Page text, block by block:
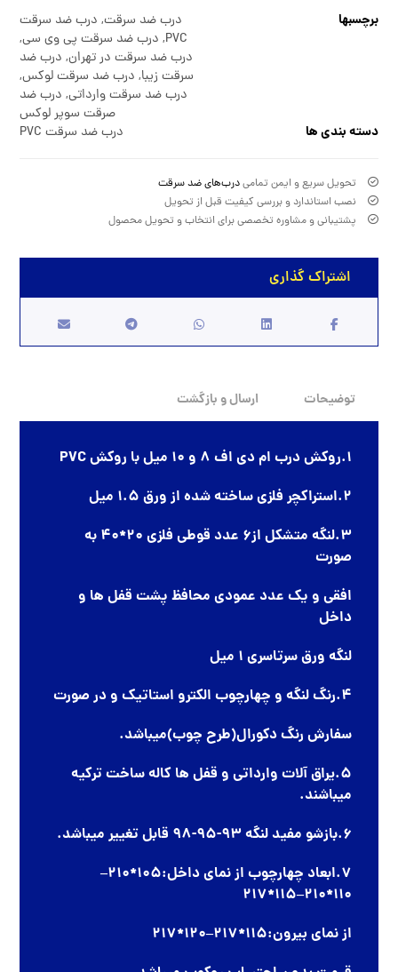
برچسبها درب ضد سرقت, درب ضد سرقت
PVC
, درب ضد سرقت پی وی سی,
درب ضد سرقت در تهران, درب ضد
سرقت زیبا, درب ضد سرقت لوکس,
درب ضد سرقت وارداتی, درب ضد
صرقت سوپر لوکس
دسته بندی ها
درب ضد سرقت PVC
تحویل سریع و ایمن تمامیدرب‌های ضد سرقت
نصب استاندارد و بررسی کیفیت قبل از تحویل
پشتیبانی و مشاوره تخصصی برای انتخاب و تحویل محصول
توضیحات ارسال و بازگشت
1.روکش درب ام دی اف 8 و 10 میل با روکش PVC
2.استراکچر فلزی ساخته شده از ورق 1.5 میل
3.لنگه متشکل از6 عدد قوطی فلزی 20*40 به
صورت
افقی و یک عدد عمودی محافظ پشت قفل ها و
داخل
لنگه ورق سرتاسری 1 میل
4.رنگ لنگه و چهارچوب الکترو استاتیک و در صورت
سفارش رنگ دکورال(طرح چوب)میباشد.
5.یراق آلات وارداتی و قفل ها کاله ساخت ترکیه
میباشند.
6.بازشو مفید لنگه 93-95-98 قابل تغییر میباشد.
7.ابعاد چهارچوب از نمای داخل:105*210–
110*210–115*217
از نمای بیرون:115*217–120*217